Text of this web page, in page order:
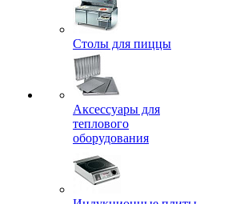
Столы для пиццы
Аксессуары для
теплового
оборудования